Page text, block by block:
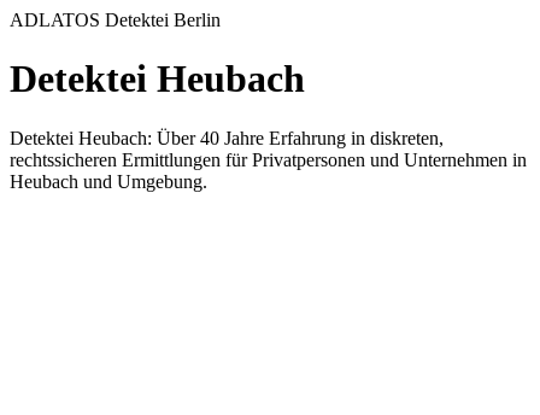
ADLATOS Detektei Berlin
Detektei Heubach
Detektei Heubach: Über 40 Jahre Erfahrung in diskreten,
rechtssicheren Ermittlungen für Privatpersonen und Unternehmen in
Heubach und Umgebung.